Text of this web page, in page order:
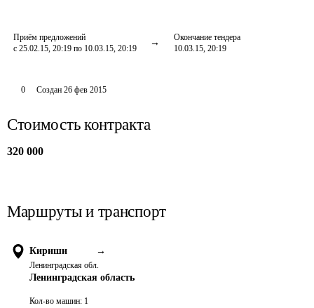
Приём предложений
с 25.02.15, 20:19 по 10.03.15, 20:19
Окончание тендера
10.03.15, 20:19
0 Создан 26 фев 2015
Стоимость контракта
320 000
Маршруты и транспорт
Кириши →
Ленинградская обл.
Ленинградская область
Кол-во машин: 1